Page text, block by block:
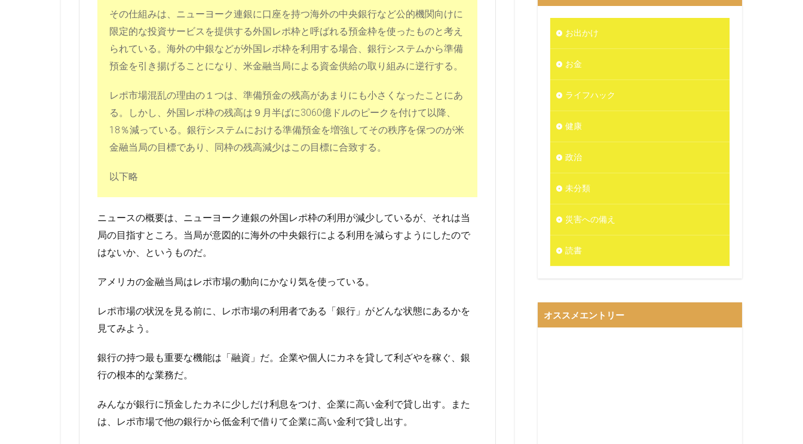
その仕組みは、ニューヨーク連銀に口座を持つ海外の中央銀行など公的機関向けに
限定的な投資サービスを提供する外国レポ枠と呼ばれる預金枠を使ったものと考え
られている。海外の中銀などが外国レポ枠を利用する場合、銀行システムから準備
預金を引き揚げることになり、米金融当局による資金供給の取り組みに逆行する。
レポ市場混乱の理由の１つは、準備預金の残高があまりにも小さくなったことにあ
る。しかし、外国レポ枠の残高は９月半ばに3060億ドルのピークを付けて以降、
18％減っている。銀行システムにおける準備預金を増強してその秩序を保つのが米
金融当局の目標であり、同枠の残高減少はこの目標に合致する。
以下略
ニュースの概要は、ニューヨーク連銀の外国レポ枠の利用が減少しているが、それは当
局の目指すところ。当局が意図的に海外の中央銀行による利用を減らすようにしたので
はないか、というものだ。
アメリカの金融当局はレポ市場の動向にかなり気を使っている。
レポ市場の状況を見る前に、レポ市場の利用者である「銀行」がどんな状態にあるかを
見てみよう。
銀行の持つ最も重要な機能は「融資」だ。企業や個人にカネを貸して利ざやを稼ぐ、銀
行の根本的な業務だ。
みんなが銀行に預金したカネに少しだけ利息をつけ、企業に高い金利で貸し出す。また
は、レポ市場で他の銀行から低金利で借りて企業に高い金利で貸し出す。
お出かけ
お金
ライフハック
健康
政治
未分類
災害への備え
読書
オススメエントリー